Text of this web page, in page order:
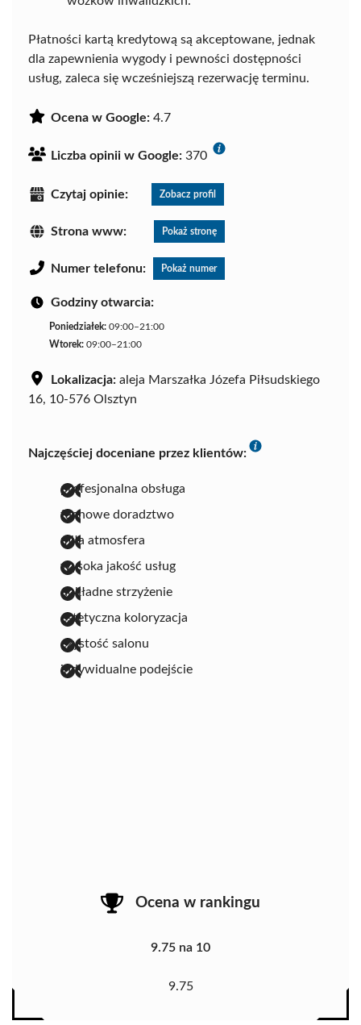
Płatności kartą kredytową są akceptowane, jednak
dla zapewnienia wygody i pewności dostępności
usług, zaleca się wcześniejszą rezerwację terminu.
Ocena w Google: 4.7
Liczba opinii w Google: 370
Czytaj opinie: Zobacz profil
Strona www: Pokaż stronę
Numer telefonu: Pokaż numer
Godziny otwarcia:
Poniedziałek: 09:00–21:00
Wtorek: 09:00–21:00
Lokalizacja: aleja Marszałka Józefa Piłsudskiego
16, 10-576 Olsztyn
Najczęściej doceniane przez klientów:
profesjonalna obsługa
fachowe doradztwo
miła atmosfera
wysoka jakość usług
dokładne strzyżenie
estetyczna koloryzacja
czystość salonu
indywidualne podejście
Ocena w rankingu
9.75 na 10
9.75